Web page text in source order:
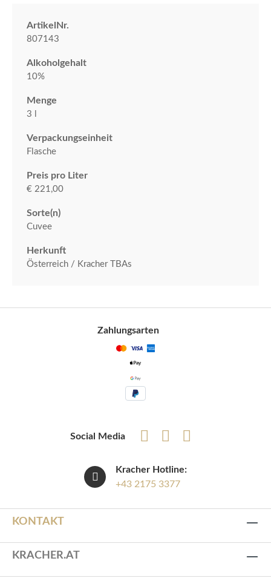
ArtikelNr.
807143
Alkoholgehalt
10%
Menge
3 l
Verpackungseinheit
Flasche
Preis pro Liter
€ 221,00
Sorte(n)
Cuvee
Herkunft
Österreich / Kracher TBAs
Zahlungsarten
Social Media
Kracher Hotline:
+43 2175 3377
KONTAKT
KRACHER.AT